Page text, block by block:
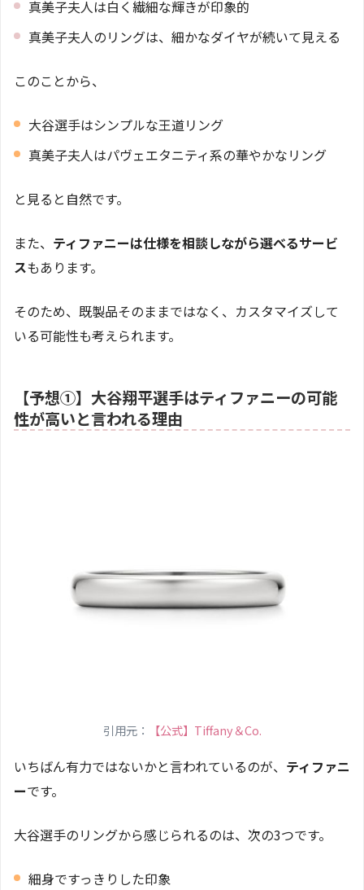
真美子夫人は白く繊細な輝きが印象的
真美子夫人のリングは、細かなダイヤが続いて見える
このことから、
大谷選手はシンプルな王道リング
真美子夫人はパヴェエタニティ系の華やかなリング
と見ると自然です。
また、 ティファニーは仕様を相談しながら選べるサービ
スもあります。
そのため、既製品そのままではなく、カスタマイズして
いる可能性も考えられます。
【予想①】大谷翔平選手はティファニーの可能
性が高いと言われる理由
引用元： 【公式】Tiffany＆Co.
いちばん有力ではないかと言われているのが、 ティファニ
ーです。
大谷選手のリングから感じられるのは、次の3つです。
細身ですっきりした印象